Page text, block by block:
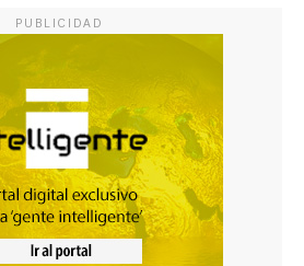
PUBLICIDAD